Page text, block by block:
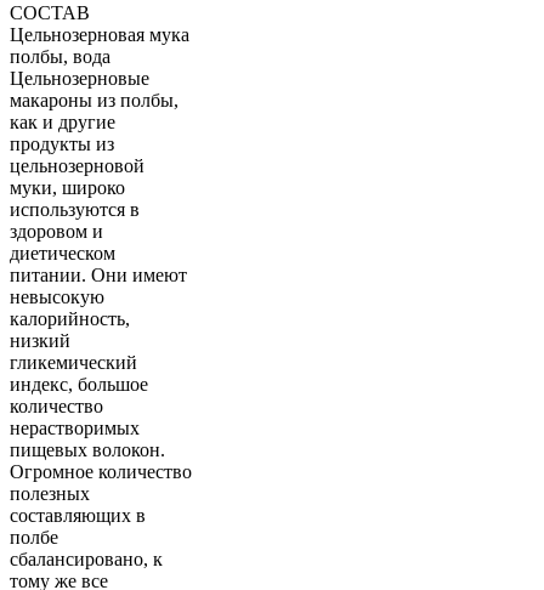
СОСТАВ
Цельнозерновая мука
полбы, вода
Цельнозерновые
макароны из полбы,
как и другие
продукты из
цельнозерновой
муки, широко
используются в
здоровом и
диетическом
питании. Они имеют
невысокую
калорийность,
низкий
гликемический
индекс, большое
количество
нерастворимых
пищевых волокон.
Огромное количество
полезных
составляющих в
полбе
сбалансировано, к
тому же все